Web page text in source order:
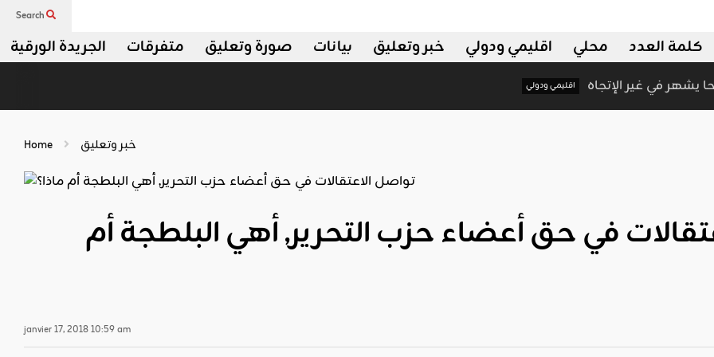
Search
الجريدة الورقية متفرقات صورة وتعليق بيانات خبر وتعليق اقليمي ودولي محلي كلمة العدد
اقليمي ودولي سلاحا يشهر في غير الإتجاه
Home خبر وتعليق
في حق أعضاء حزب التحرير, أهي البلطجة أم
janvier 17, 2018 10:59 am